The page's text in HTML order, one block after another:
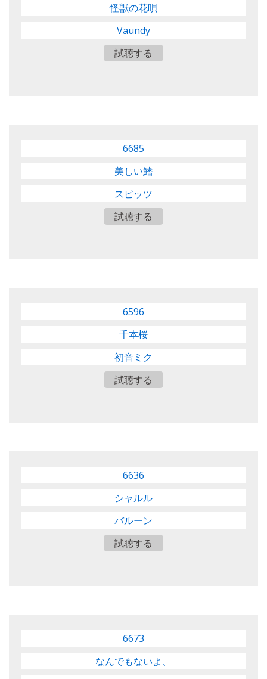
怪獣の花唄
Vaundy
試聴する
6685
美しい鰭
スピッツ
試聴する
6596
千本桜
初音ミク
試聴する
6636
シャルル
バルーン
試聴する
6673
なんでもないよ、